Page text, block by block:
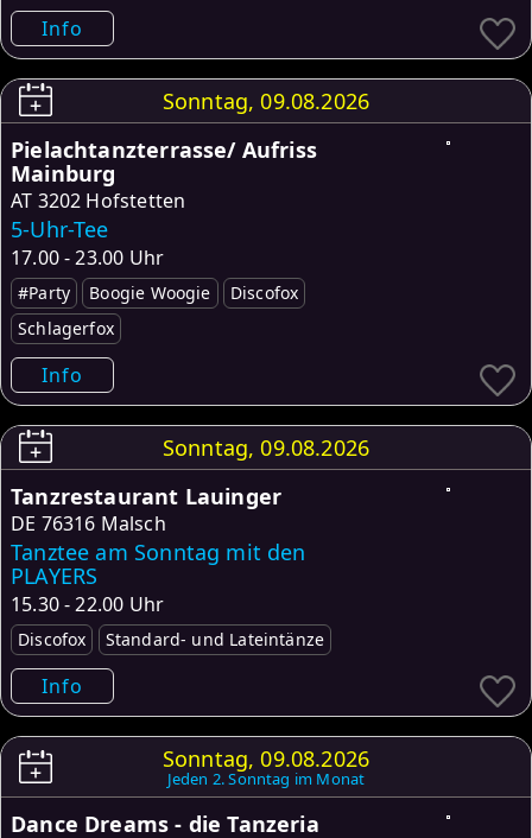
Info
Sonntag, 09.08.2026
Pielachtanzterrasse/ Aufriss
Mainburg
AT 3202 Hofstetten
5-Uhr-Tee
17.00 - 23.00 Uhr
#Party Boogie Woogie
Discofox
Schlagerfox
Info
Sonntag, 09.08.2026
Tanzrestaurant Lauinger
DE 76316 Malsch
Tanztee am Sonntag mit den
PLAYERS
15.30 - 22.00 Uhr
Discofox Standard- und Lateintänze
Info
Sonntag, 09.08.2026
Jeden 2. Sonntag im Monat
Dance Dreams - die Tanzeria